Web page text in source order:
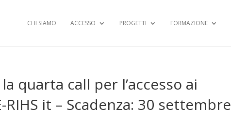
CHI SIAMO ACCESSO PROGETTI FORMAZIONE
quarta call per l’accesso ai
it – Scadenza: 30 settembre